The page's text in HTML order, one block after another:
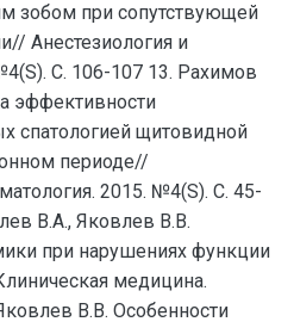
зобом при сопутствующей
Анестезиология и
С. 106-107 13. Рахимов
эффективности
спатологией щитовидной
периоде//
2015. №4(S). С. 45-
В.А., Яковлев В.В.
при нарушениях функции
медицина.
В.В. Особенности